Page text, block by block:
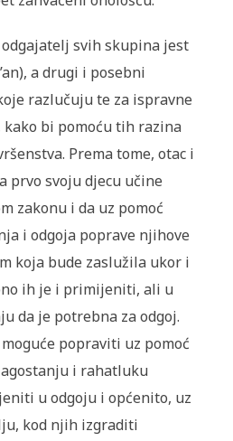
svih skupina jest
a drugi i posebni
razlučuju te za ispravne
bi pomoću tih razina
Prema tome, otac i
prvo svoju djecu učine
zakonu i da uz pomoć
i odgoja poprave njihove
koja bude zaslužila ukor i
ih je i primijeniti, ali u
da je potrebna za odgoj.
popraviti uz pomoć
i rahatluku
u odgoju i općenito, uz
kod njih izgraditi